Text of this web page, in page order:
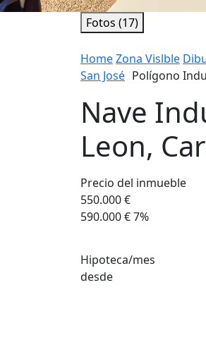
Fotos (17)
HomeZona Vislble
San José Polígono
Nave
Leon,
Precio del inmueble
550.000 €
590.000 €7%
Hipoteca/mes
desde